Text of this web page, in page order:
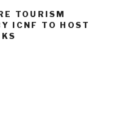
TOURISM
ICNF TO HOST